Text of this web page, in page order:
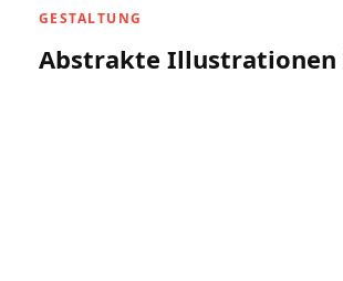
GESTALTUNG
Abstrakte Illustrationen